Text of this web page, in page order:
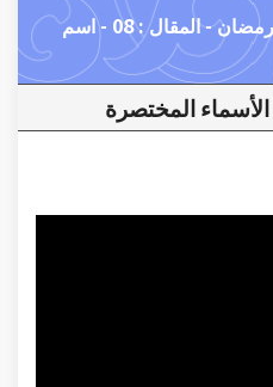
أسماء الله الحسنى وعلاقتها برمضان - المقال : 08 - اسم